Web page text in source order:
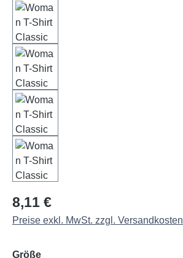
Regulärer Preis:
8,11 €
Preise exkl. MwSt. zzgl. Versandkosten
Größeauswählen